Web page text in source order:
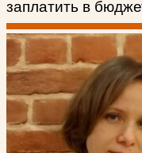
заплатить в